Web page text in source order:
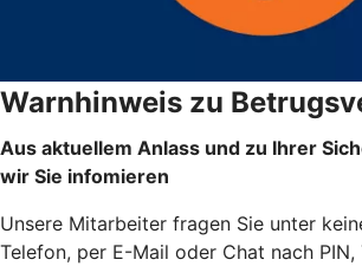
Warnhinweis zu
Aus aktuellem Anlass und zu Ihrer
wir Sie infomieren
Unsere Mitarbeiter fragen Sie unter
Telefon, per E-Mail oder Chat nach PIN,